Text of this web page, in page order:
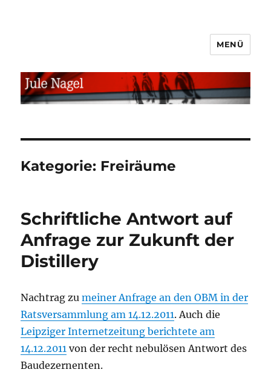
MENÜ
Kategorie: Freiräume
Schriftliche Antwort auf
Anfrage zur Zukunft der
Distillery
Nachtrag zumeiner Anfrage an den OBM in der
Ratsversammlung am 14.12.2011. Auch die
Leipziger Internetzeitung berichtete am
14.12.2011 von der recht nebulösen Antwort des
Baudezernenten.